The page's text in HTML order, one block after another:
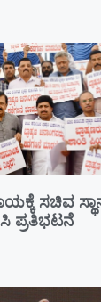
ಸಚಿವ
ಪ್ರತಿಭಟನೆ